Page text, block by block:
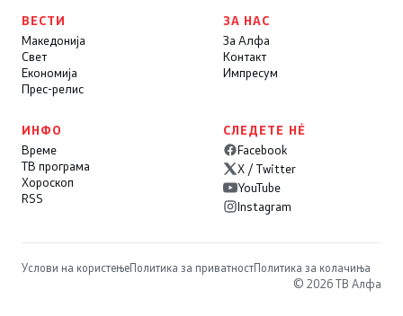
ВЕСТИ
Македонија
Свет
Економија
Прес-релис
ЗА НАС
За Алфа
Контакт
Импресум
ИНФО
Време
ТВ програма
Хороскоп
RSS
СЛЕДЕТЕ НÉ
Facebook
X / Twitter
YouTube
Instagram
Услови на користењеПолитика за приватностПолитика за колачиња
© 2026 ТВ Алфа